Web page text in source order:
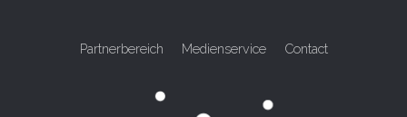
Partnerbereich Medienservice Contact